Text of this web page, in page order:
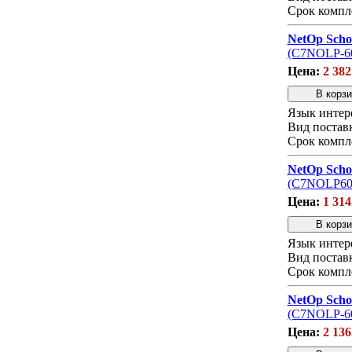
Срок
NetOp
(С7NOLP-
Цена: 2
Язык
Вид
Срок
NetOp
Цена: 1
Язык
Вид
Срок
NetOp
(С7NOLP-
Цена: 2